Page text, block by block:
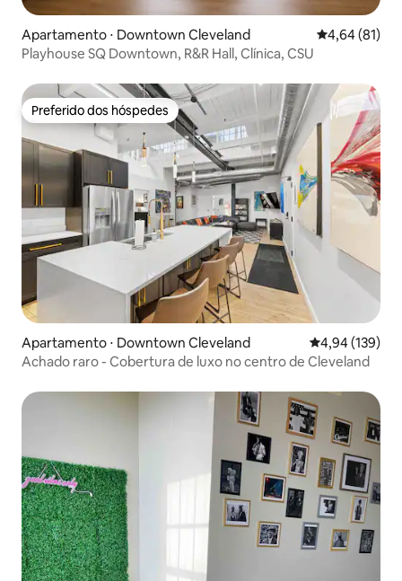
Apartamento ⋅ Downtown Cleveland 4,64 de uma
4,64 (81)
Playhouse SQ Downtown, R&R Hall, Clínica, CSU
Preferido dos hóspedes
Preferido dos hóspedes
Apartamento ⋅ Downtown Cleveland 4,94 de uma
4,94 (139)
Achado raro - Cobertura de luxo no centro de Cleveland